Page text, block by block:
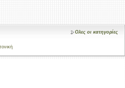
Ολες οι κατηγορίες